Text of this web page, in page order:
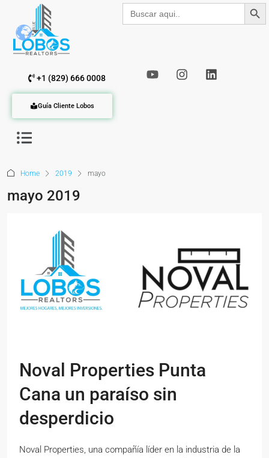
Buscar: Botón de
+1 (829) 666 0008
Guía Cliente Lobos
Home 2019 mayo
mayo 2019
Noval Properties Punta
Cana un paraíso sin
desperdicio
Noval Properties, una compañía líder en la industria de la